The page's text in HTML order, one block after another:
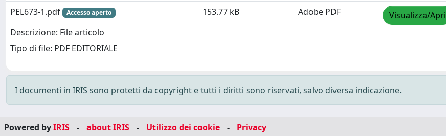
PEL673-1.pdf
Accesso aperto
Descrizione: File articolo
Tipo di file: PDF EDITORIALE
153.77 kB Adobe PDF Visualizza/Apri
I documenti in IRIS sono protetti da copyright e tutti i diritti sono riservati, salvo diversa indicazione.
Powered byIRIS - about IRIS - Utilizzo dei cookie - Privacy